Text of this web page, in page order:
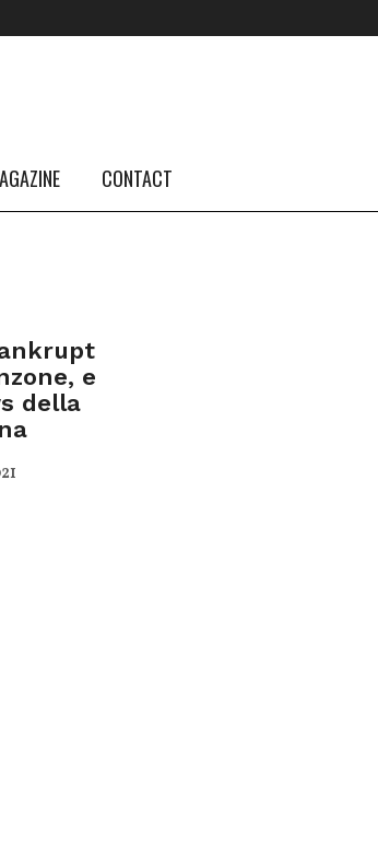
CONTACT
e
della
FOLLOW US #TBA
INSTAGRAM FEED